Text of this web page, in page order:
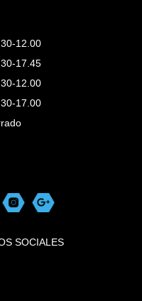
12.00
17.45
12.00
17.00
SOCIALES